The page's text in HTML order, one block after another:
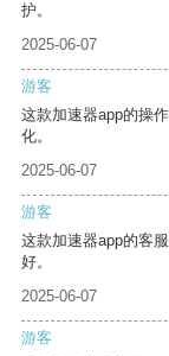
护。
2025-06-07
游客
这款加速器app的操
化。
2025-06-07
游客
这款加速器app的客
好。
2025-06-07
游客